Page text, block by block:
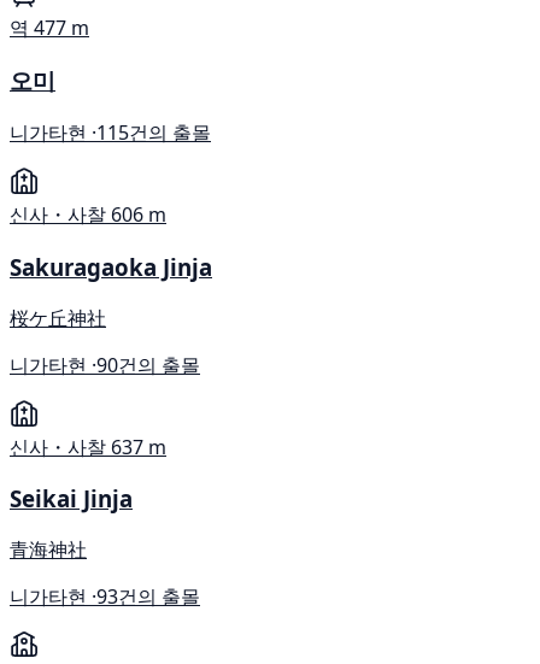
역 477 m
오미
니가타현 ·115건의 출몰
신사・사찰 606 m
Sakuragaoka Jinja
桜ケ丘神社
니가타현 ·90건의 출몰
신사・사찰 637 m
Seikai Jinja
青海神社
니가타현 ·93건의 출몰